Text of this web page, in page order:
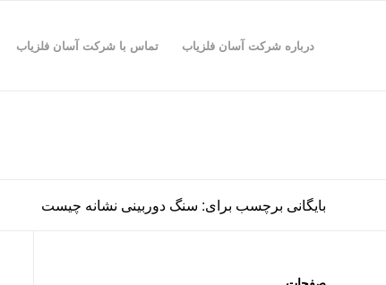
درباره شرکت آسان فلزیاب تماس با شرکت آسان فلزیاب
بایگانی برچسب برای: سنگ دوربینی نشانه چیست